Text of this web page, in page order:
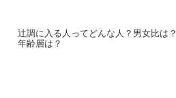
辻調に入る人ってどんな人？男女比は？
年齢層は？